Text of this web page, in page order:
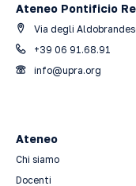
Ateneo Pontificio
Via degli
+39 06 91.68.91
info@upra.org
Ateneo
Chi siamo
Docenti